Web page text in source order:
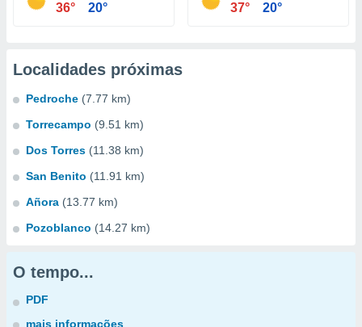
36° 20° 37° 20°
Localidades próximas
Pedroche (7.77 km)
Torrecampo (9.51 km)
Dos Torres (11.38 km)
San Benito (11.91 km)
Añora (13.77 km)
Pozoblanco (14.27 km)
O tempo...
PDF
mais informações